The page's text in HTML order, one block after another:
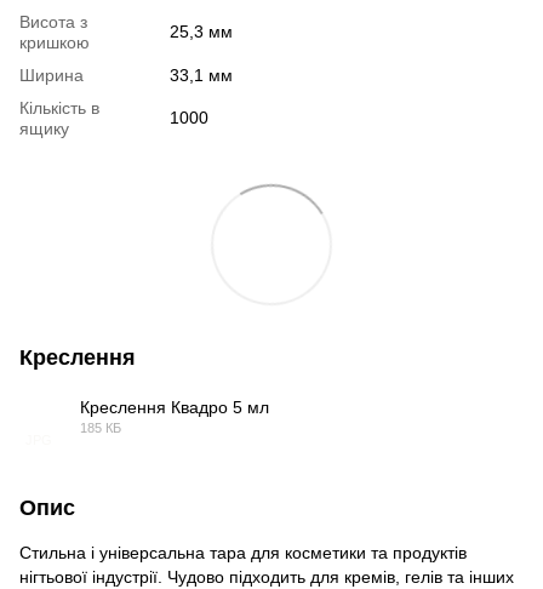
Висота з
кришкою
25,3 мм
Ширина
33,1 мм
Кількість в
ящику
1000
Креслення
Креслення Квадро 5 мл
185 КБ
Опис
Стильна і універсальна тара для косметики та продуктів
нігтьової індустрії. Чудово підходить для кремів, гелів та інших